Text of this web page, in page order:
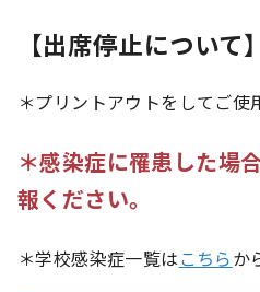
【出席停止について】
＊プリントアウトをしてご使
＊感染症に罹患した場
報ください。
＊学校感染症一覧は こちらか